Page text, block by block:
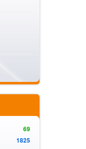
69
1825